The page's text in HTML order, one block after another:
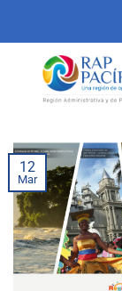
12
Mar